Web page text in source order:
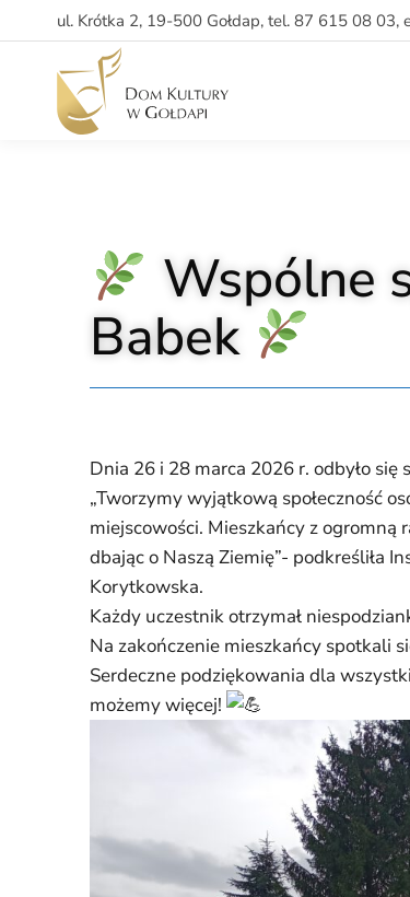
ul. Krótka 2, 19-500 Gołdap, tel. 87 615 08 03,
Wspólne
Babek
Dnia 26 i 28 marca 2026 r. odbyło
„Tworzymy wyjątkową społeczność
miejscowości. Mieszkańcy z ogromną
dbając o Naszą Ziemię”- podkreśliła
Korytkowska.
Każdy uczestnik otrzymał
Na zakończenie mieszkańcy spotkali
Serdeczne podziękowania dla
możemy więcej!